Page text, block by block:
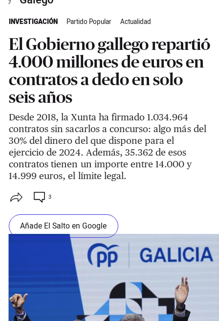
INVESTIGACIÓN Partido Popular Actualidad
El Gobierno gallego repartió
4.000 millones de euros en
contratos a dedo en solo
seis años
Desde 2018, la Xunta ha firmado 1.034.964
contratos sin sacarlos a concurso: algo más del
30% del dinero del que dispone para el
ejercicio de 2024. Además, 35.362 de esos
contratos tienen un importe entre 14.000 y
14.999 euros, el límite legal.
3
Añade El Salto en Google